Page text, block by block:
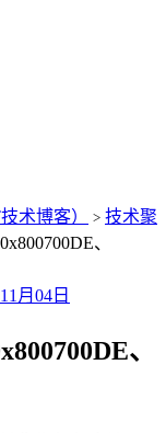
术博客） > 技术聚
、
月04日
、